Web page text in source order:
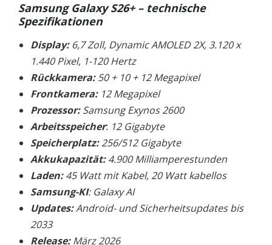
Samsung Galaxy S26+– technische
Spezifikationen
Display:6,7 Zoll, Dynamic AMOLED 2X, 3.120 x
1.440 Pixel, 1-120 Hertz
Rückkamera:50 + 10 + 12 Megapixel
Frontkamera:12 Megapixel
Prozessor:Samsung Exynos 2600
Arbeitsspeicher: 12 Gigabyte
Speicherplatz:256/512 Gigabyte
Akkukapazität:4.900 Milliamperestunden
Laden:45 Watt mit Kabel, 20 Watt kabellos
Samsung-KI: Galaxy AI
Updates:Android- und Sicherheitsupdates bis
2033
Release:März 2026